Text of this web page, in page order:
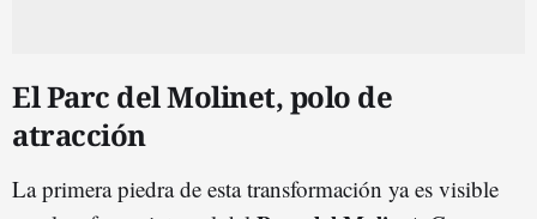
El Parc del Molinet, polo de
atracción
La primera piedra de esta transformación ya es visible